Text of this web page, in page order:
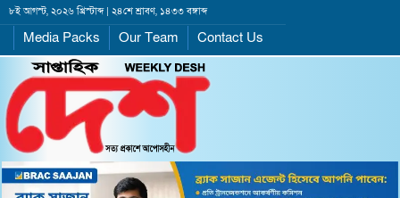
৮ই আগস্ট, ২০২৬ খ্রিস্টাব্দ | ২৪শে শ্রাবণ, ১৪৩৩ বঙ্গাব্দ
Media Packs Our Team Contact Us